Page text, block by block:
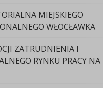
MIEJSKIEGO
WŁOCŁAWKA
ZATRUDNIENIA I
RYNKU PRACY NA